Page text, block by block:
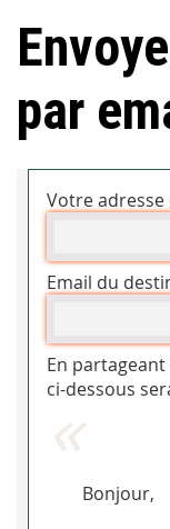
par
Votre adresse
Email du
En
ci-dessous
Bonjour,